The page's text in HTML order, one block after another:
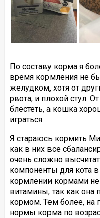
По составу корма я
время кормления не
желудком, хотя от
рвота, и плохой стул.
блестеть, а кошка
играться.
Я стараюсь кормить
как в них все
очень сложно
компоненты для кота
кормлении кормами
витамины, так как она
кормом. Тем более, на
нормы корма по